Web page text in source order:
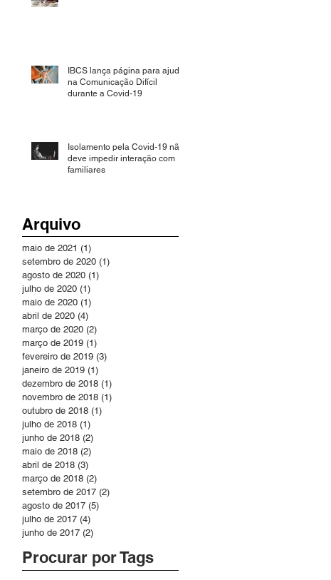
IBCS lança página para ajudar
na Comunicação Difícil
durante a Covid-19
Isolamento pela Covid-19 não
deve impedir interação com
familiares
Arquivo
maio de 2021 (1)
setembro de 2020 (1)
agosto de 2020 (1)
julho de 2020 (1)
maio de 2020 (1)
abril de 2020 (4)
março de 2020 (2)
março de 2019 (1)
fevereiro de 2019 (3)
janeiro de 2019 (1)
dezembro de 2018 (1)
novembro de 2018 (1)
outubro de 2018 (1)
julho de 2018 (1)
junho de 2018 (2)
maio de 2018 (2)
abril de 2018 (3)
março de 2018 (2)
setembro de 2017 (2)
agosto de 2017 (5)
julho de 2017 (4)
junho de 2017 (2)
Procurar por Tags